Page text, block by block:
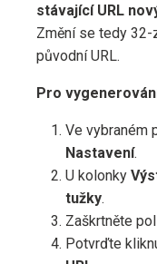
stávající URL
Změní se tedy 32-
původní URL.
Pro
Ve vybraném
Nastavení.
U kolonky
tužky.
Zaškrtněte
Potvrďte